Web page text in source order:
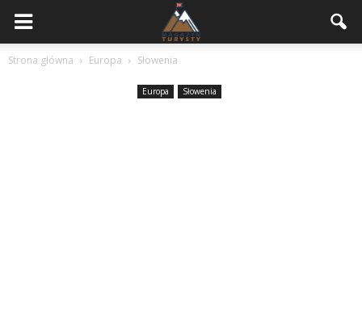
Strona główna Europa Słowenia
Europa Słowenia